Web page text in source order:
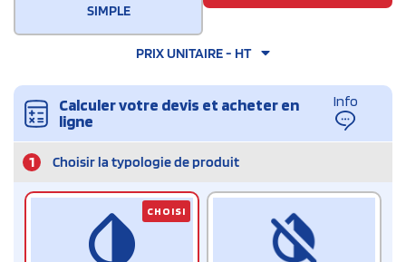
SIMPLE
PRIX UNITAIRE - HT
Calculer votre devis et acheter en
ligne
Info
1 Choisir la typologie de produit
CHOISI